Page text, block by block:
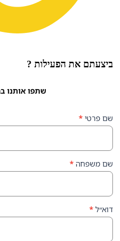
הפעילות ?
שתפו אותנו בחוויה שלכם
*